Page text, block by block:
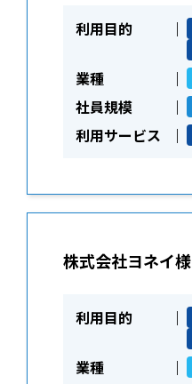
利用目的
業種
社員規模
利用サービス
株式会社ヨネイ様
利用目的
業種